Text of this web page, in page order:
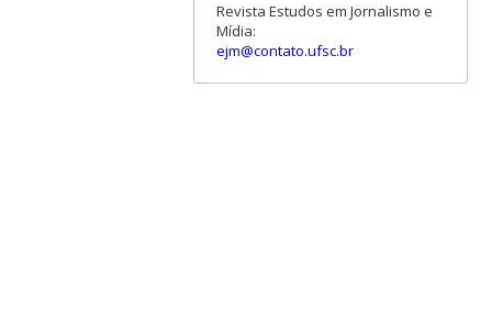
Revista Estudos em Jornalismo e
Mídia:
ejm@contato.ufsc.br